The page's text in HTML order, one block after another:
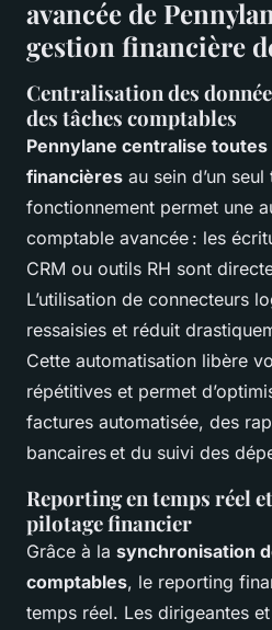
avancée de
gestion financière
Centralisation des
des tâches comptables
Pennylane centralise
financières au sein d’un
fonctionnement permet une
comptable avancée : les
CRM ou outils RH sont
L’utilisation de connecteurs
ressaisies et réduit
Cette automatisation libère
répétitives et permet
factures automatisée, des
bancaires et du suivi des
Reporting en temps réel
pilotage financier
Grâce à la synchronisation
comptables, le reporting
temps réel. Les dirigeantes